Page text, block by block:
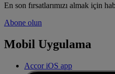
En son fırsatlarımızı almak için
Abone olun
Mobil Uygulama
Accor iOS app